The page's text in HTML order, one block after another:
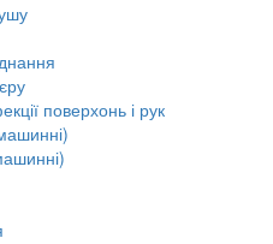
поверхонь і рук